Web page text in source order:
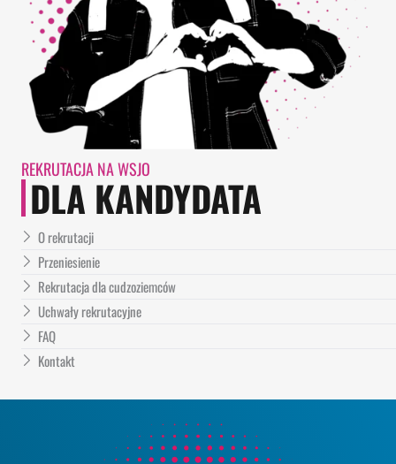
REKRUTACJA NA WSJO
DLA KANDYDATA
O rekrutacji
Przeniesienie
Rekrutacja dla cudzoziemców
Uchwały rekrutacyjne
FAQ
Kontakt